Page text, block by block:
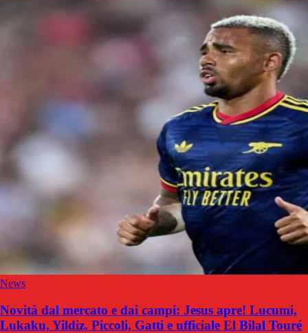
News
Novità dal mercato e dai campi: Jesus apre! Lucumi,
Lukaku, Yildiz, Piccoli, Gatti e ufficiale El Bilal Touré